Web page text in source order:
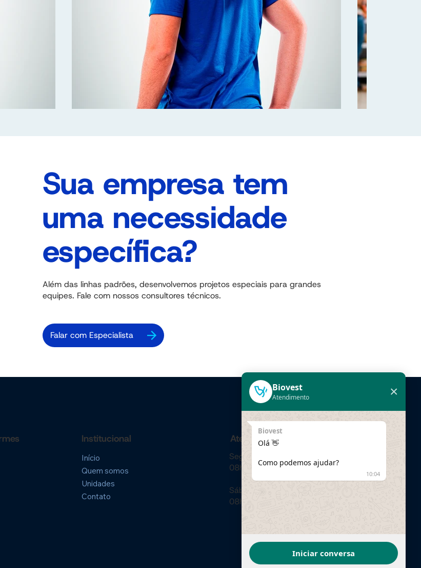
Sua empresa tem
uma necessidade
específica?
Além das linhas padrões, desenvolvemos projetos especiais para grandes
equipes. Fale com nossos consultores técnicos.
Falar com Especialista
Institucional
Início
Quem somos
Unidades
Contato
Atendimento
Segunda a Sexta
08h às 12h - 14h às 18h
Sábado
08h às 12h
Biovest
Atendimento ×
Biovest
Olá 👋
Como podemos ajudar?
10:04
Iniciar conversa